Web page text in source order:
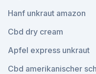
Hanf unkraut amazon
Cbd dry cream
Apfel express unkraut
Cbd amerikanischer